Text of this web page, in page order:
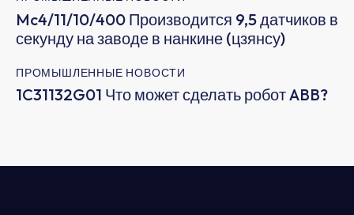
Mc4/11/10/400 Производится 9,5 датчиков в
секунду на заводе в нанкине (цзянсу)
ПРОМЫШЛЕННЫЕ НОВОСТИ
1C31132G01 Что может сделать робот ABB?